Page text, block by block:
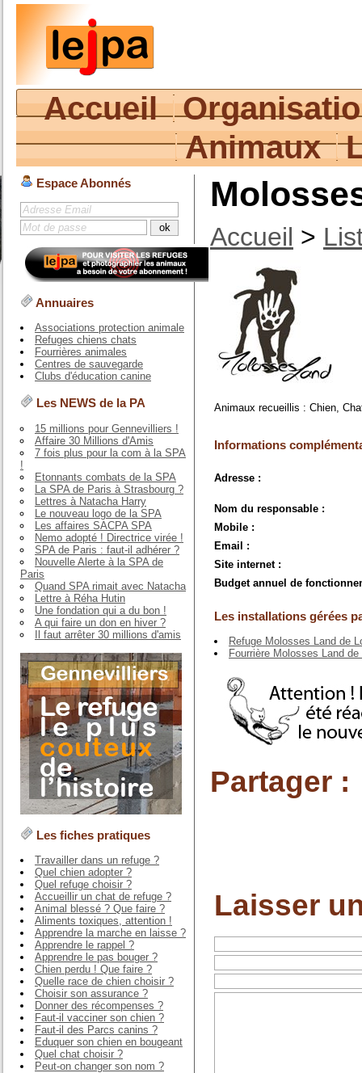
Accueil
Animaux
Espace Abonnés
Annuaires
Associations protection animale
Refuges chiens chats
Fourrières animales
Centres de sauvegarde
Clubs d'éducation canine
Les NEWS de la PA
15 millions pour Gennevilliers !
Affaire 30 Millions d'Amis
7 fois plus pour la com à la SPA
!
Etonnants combats de la SPA
La SPA de Paris à Strasbourg ?
Lettres à Natacha Harry
Le nouveau logo de la SPA
Les affaires SACPA SPA
Nemo adopté ! Directrice virée !
SPA de Paris : faut-il adhérer ?
Nouvelle Alerte à la SPA de
Paris
Quand SPA rimait avec Natacha
Lettre à Réha Hutin
Une fondation qui a du bon !
A qui faire un don en hiver ?
Il faut arrêter 30 millions d'amis
Les fiches pratiques
Travailler dans un refuge ?
Quel chien adopter ?
Quel refuge choisir ?
Accueillir un chat de refuge ?
Animal blessé ? Que faire ?
Aliments toxiques, attention !
Apprendre la marche en laisse ?
Apprendre le rappel ?
Apprendre le pas bouger ?
Chien perdu ! Que faire ?
Quelle race de chien choisir ?
Choisir son assurance ?
Donner des récompenses ?
Faut-il vacciner son chien ?
Faut-il des Parcs canins ?
Eduquer son chien en bougeant
Quel chat choisir ?
Peut-on changer son nom ?
Accueil >
Animaux recueillis : Chien,
Informations
Adresse :
Nom du responsable :
Mobile :
Email :
Site internet :
Budget annuel de
Les installations gérées
Refuge Molosses Land de
Fourrière Molosses Land de
Partager :
Laisser